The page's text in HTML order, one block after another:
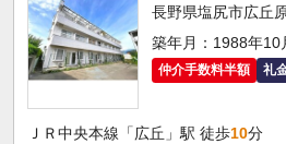
長野県塩尻市広丘
築年月：1988年10
仲介手数料半額 礼
ＪＲ中央本線「広丘」駅 徒歩10分